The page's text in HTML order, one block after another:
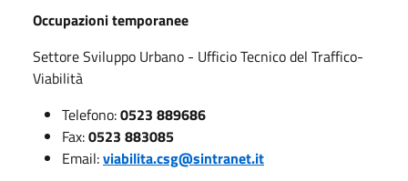
Occupazioni temporanee
Settore Sviluppo Urbano - Ufficio Tecnico del Traffico-
Viabilità
Telefono:0523 889686
Fax:0523 883085
Email:viabilita.csg@sintranet.it